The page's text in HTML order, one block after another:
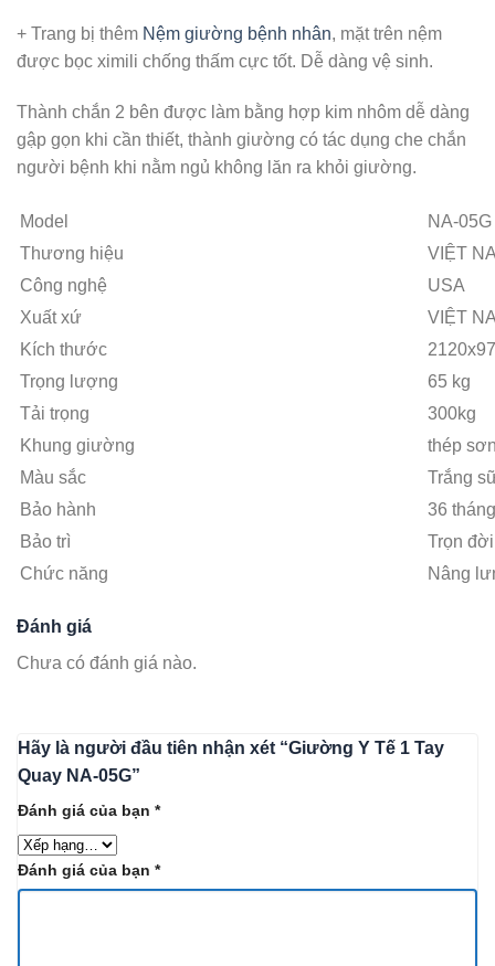
+ Trang bị thêm Nệm giường bệnh nhân, mặt trên nệm
được bọc ximili chống thấm cực tốt. Dễ dàng vệ sinh.
Thành chắn 2 bên được làm bằng hợp kim nhôm dễ dàng
gập gọn khi cần thiết, thành giường có tác dụng che chắn
người bệnh khi nằm ngủ không lăn ra khỏi giường.
Model
NA-05G
Thương hiệu
VIỆT
Công nghệ
USA
Xuất xứ
VIỆT
Kích thước
Trọng lượng
65 kg
Tải trọng
300kg
Khung giường
thép
Màu sắc
Trắng
Bảo hành
36 tháng
Bảo trì
Trọn đời
Chức năng
Nâng
Đánh giá
Chưa có đánh giá nào.
Hãy là người đầu tiên nhận xét “Giường Y Tế 1 Tay
Quay NA-05G”
Đánh giá của bạn *
Đánh giá của bạn *